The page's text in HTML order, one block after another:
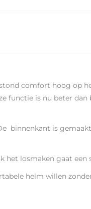
comfort hoog op
functie is nu beter
binnenkant is
losmaken gaat
helm willen